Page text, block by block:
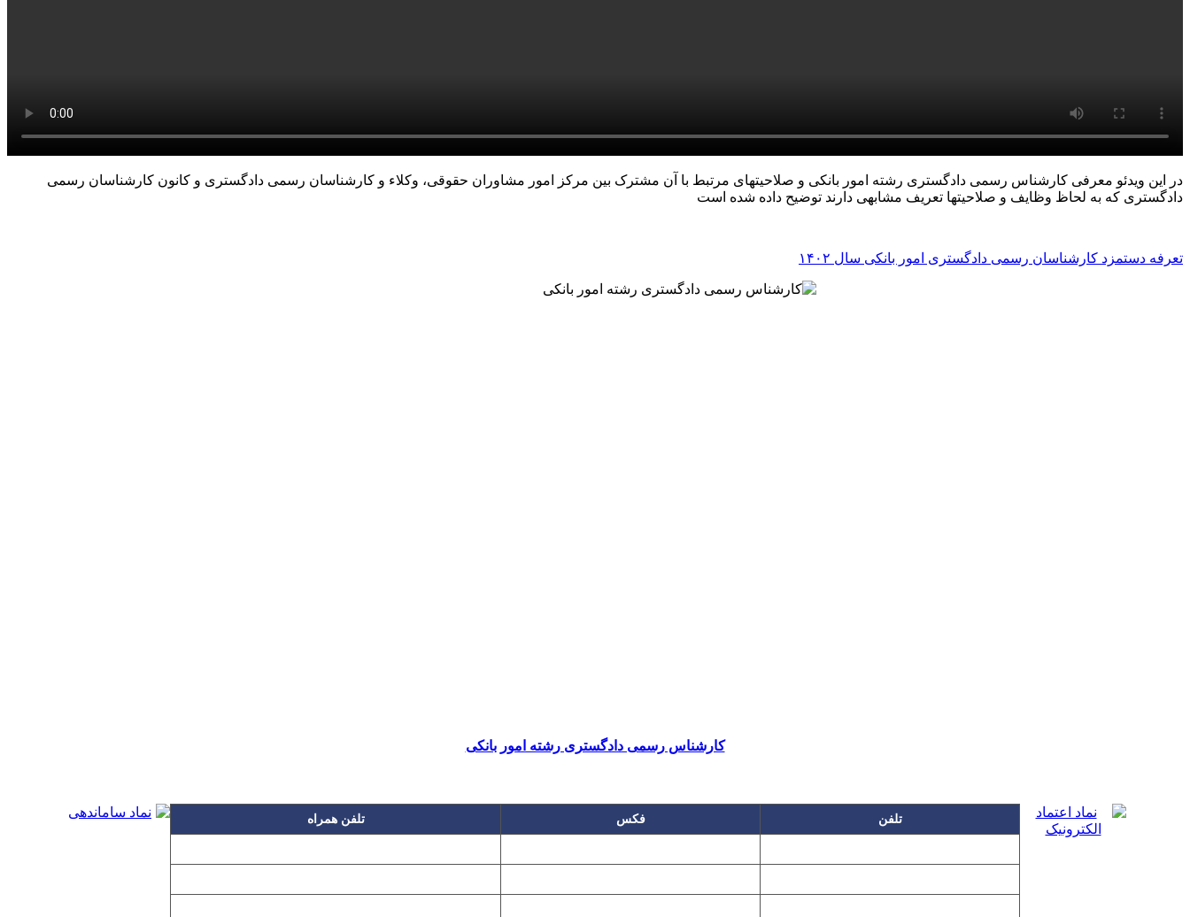
در این ویدئو معرفی کارشناس رسمی دادگستری رشته امور بانکی و صلاحیتهای مرتبط با آن مشترک بین مرکز امور مشاوران حقوقی، وکلاء و کارشناسان رسمی دادگستری و کانون کارشناسان رسمی
دادگستری که به لحاظ وظایف و صلاحیتها تعریف مشابهی دارند توضیح داده شده است
تعرفه دستمزد کارشناسان رسمی دادگستری امور بانکی سال ۱۴۰۲
کارشناس رسمی دادگستری رشته امور بانکی
تلفن فکس تلفن همراه